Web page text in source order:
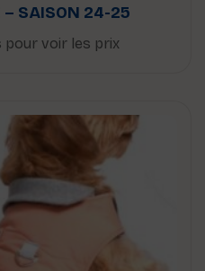
– SAISON 24-25
pour voir les prix